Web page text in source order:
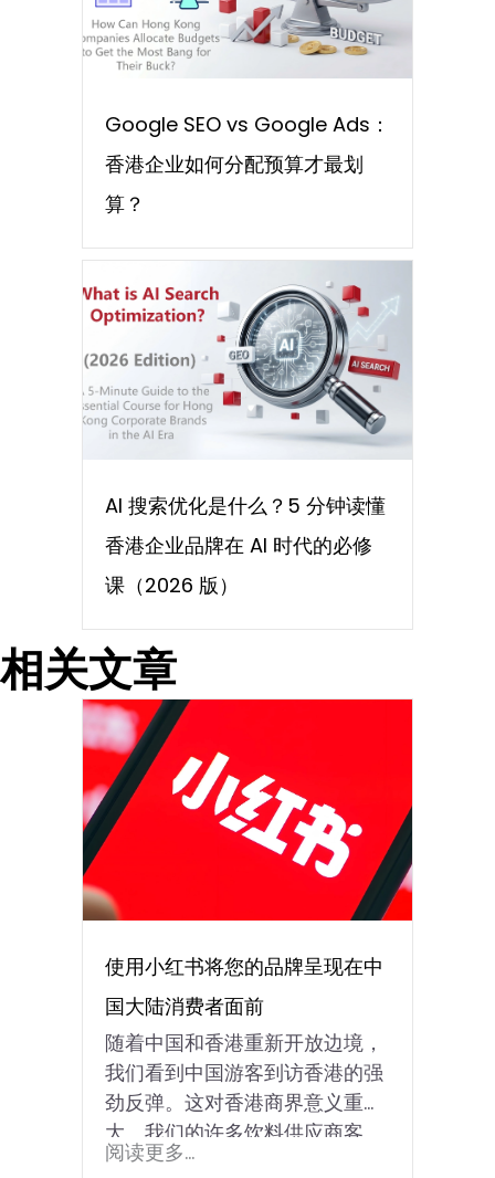
Google SEO vs Google Ads：
香港企业如何分配预算才最划
算？
AI 搜索优化是什么？5 分钟读懂
香港企业品牌在 AI 时代的必修
课（2026 版）
相关文章
使用小红书将您的品牌呈现在中
国大陆消费者面前
随着中国和香港重新开放边境，
我们看到中国游客到访香港的强
劲反弹。这对香港商界意义重
大。我们的许多饮料供应商客
户…
阅读更多...